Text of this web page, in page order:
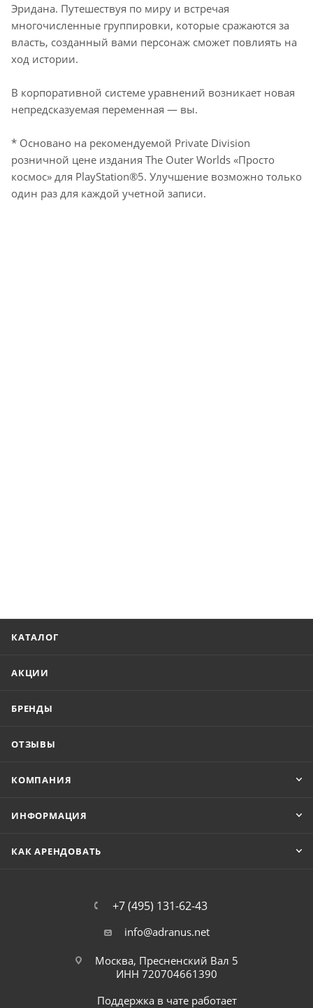
Эридана. Путешествуя по миру и встречая
многочисленные группировки, которые сражаются за
власть, созданный вами персонаж сможет повлиять на
ход истории.
В корпоративной системе уравнений возникает новая
непредсказуемая переменная — вы.
* Основано на рекомендуемой Private Division
розничной цене издания The Outer Worlds «Просто
космос» для PlayStation®5. Улучшение возможно только
один раз для каждой учетной записи.
КАТАЛОГ
АКЦИИ
БРЕНДЫ
ОТЗЫВЫ
КОМПАНИЯ
ИНФОРМАЦИЯ
КАК АРЕНДОВАТЬ
+7 (495) 131-62-43
info@adranus.net
Москва, Пресненский Вал 5
ИНН 720704661390
Поддержка в чате работает